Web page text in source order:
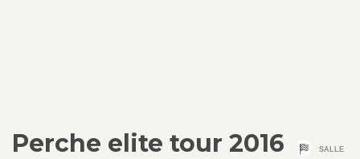
Perche elite tour 2016 SALLE